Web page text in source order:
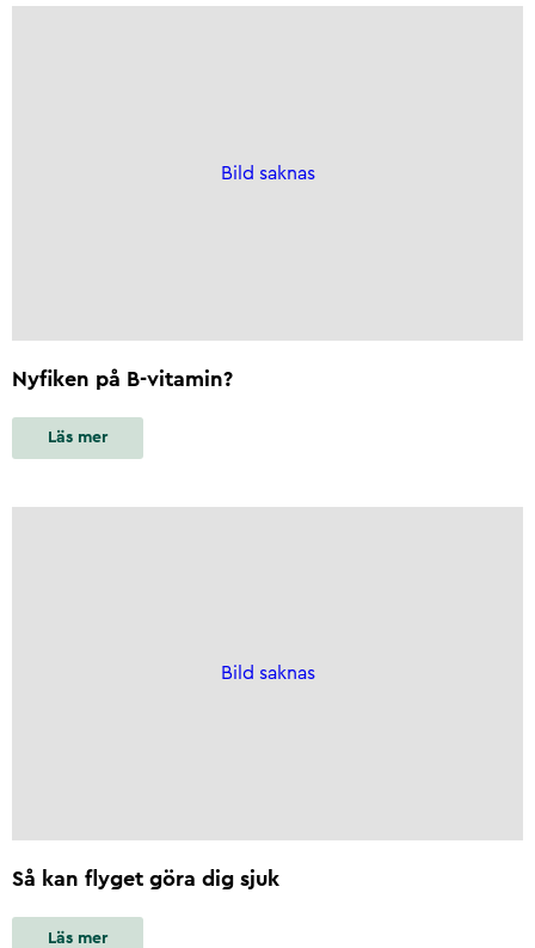
Bild saknas
Nyfiken på B-vitamin?
Läs mer
Bild saknas
Så kan flyget göra dig sjuk
Läs mer